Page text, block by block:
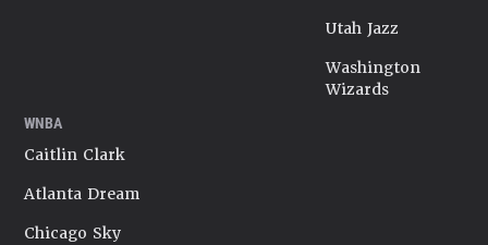
Utah Jazz
Washington
Wizards
WNBA
Caitlin Clark
Atlanta Dream
Chicago Sky